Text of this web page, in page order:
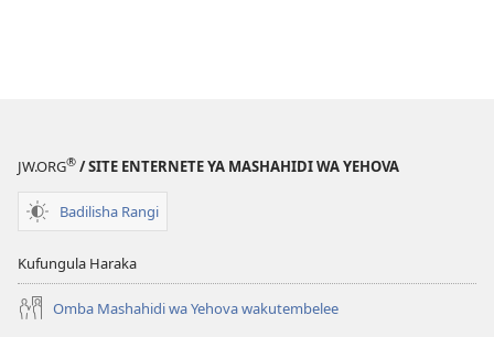
JW.ORG® / SITE ENTERNETE YA MASHAHIDI WA YEHOVA
Badilisha Rangi
Kufungula Haraka
Omba Mashahidi wa Yehova wakutembelee